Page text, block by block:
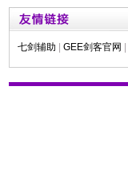
七剑辅助 GEE剑客官网